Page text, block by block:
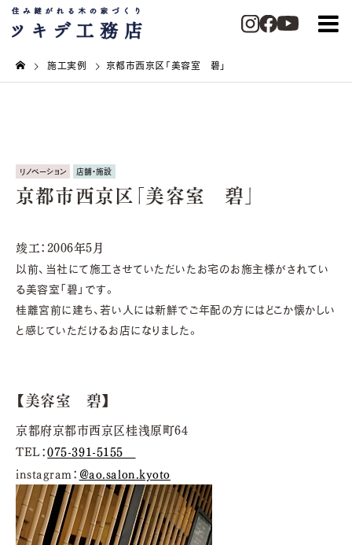
施工実例 京都市西京区「美容室 碧」
リノベーション 店舗・施設
京都市西京区「美容室 碧」
竣工：2006年5月
以前、当社にて施工させていただいたお宅のお施主様がされてい
る美容室「碧」です。
桂離宮前に建ち、若い人には新鮮でご年配の方にはどこか懐かしい
と感じていただけるお店になりました。
【美容室 碧】
京都府京都市西京区桂浅原町64
TEL：075-391-5155
instagram： @ao.salon.kyoto